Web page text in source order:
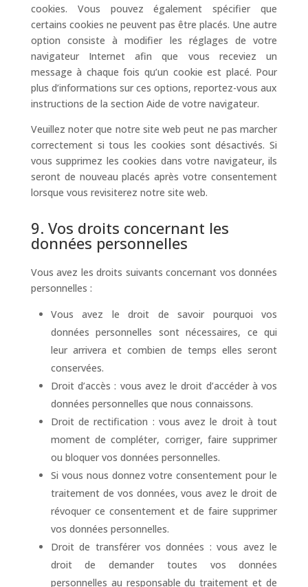
cookies. Vous pouvez également spécifier que
certains cookies ne peuvent pas être placés. Une autre
option consiste à modifier les réglages de votre
navigateur Internet afin que vous receviez un
message à chaque fois qu’un cookie est placé. Pour
plus d’informations sur ces options, reportez-vous aux
instructions de la section Aide de votre navigateur.
Veuillez noter que notre site web peut ne pas marcher
correctement si tous les cookies sont désactivés. Si
vous supprimez les cookies dans votre navigateur, ils
seront de nouveau placés après votre consentement
lorsque vous revisiterez notre site web.
9. Vos droits concernant les
données personnelles
Vous avez les droits suivants concernant vos données
personnelles :
Vous avez le droit de savoir pourquoi vos
données personnelles sont nécessaires, ce qui
leur arrivera et combien de temps elles seront
conservées.
Droit d’accès : vous avez le droit d’accéder à vos
données personnelles que nous connaissons.
Droit de rectification : vous avez le droit à tout
moment de compléter, corriger, faire supprimer
ou bloquer vos données personnelles.
Si vous nous donnez votre consentement pour le
traitement de vos données, vous avez le droit de
révoquer ce consentement et de faire supprimer
vos données personnelles.
Droit de transférer vos données : vous avez le
droit de demander toutes vos données
personnelles au responsable du traitement et de